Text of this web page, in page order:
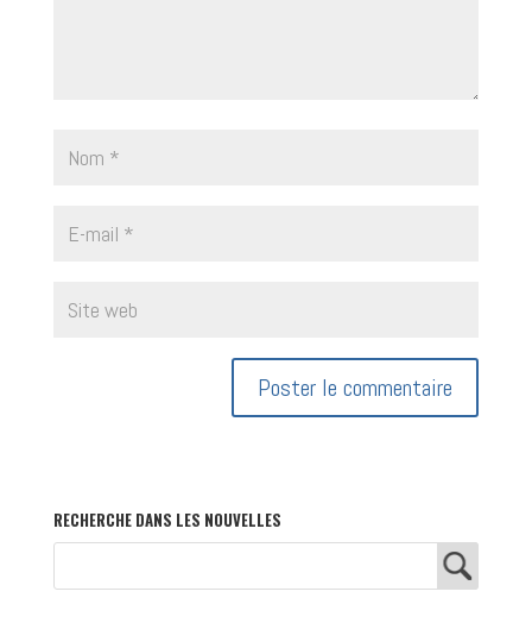
RECHERCHE DANS LES NOUVELLES